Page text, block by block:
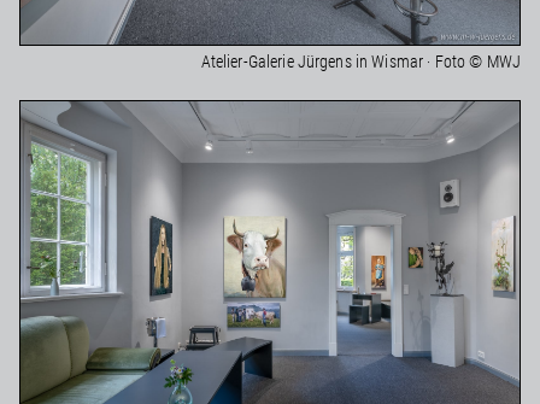
Atelier-Galerie Jürgens in Wismar · Foto © MWJ